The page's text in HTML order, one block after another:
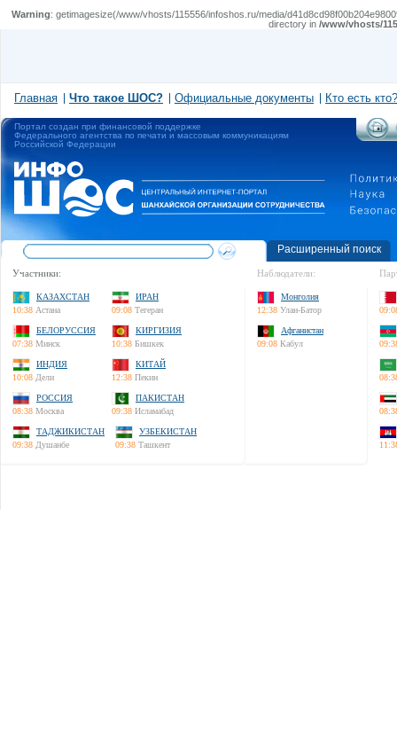
Warning: getimagesize(/www/vhosts/115556/infoshos.ru/media/
directory in /www/vhosts/
Главная Что такое ШОС? Официальные документы Кто есть кто?
Портал создан при финансовой поддержке
Федерального агентства по печати и массовым коммуникациям
Российской Федерации
Расширенный поиск
Участники:
КАЗАХСТАН
10:38 Астана
ИРАН
09:08 Тегеран
БЕЛОРУССИЯ
07:38 Минск
КИРГИЗИЯ
10:38 Бишкек
ИНДИЯ
10:08 Дели
КИТАЙ
12:38 Пекин
РОССИЯ
08:38 Москва
ПАКИСТАН
09:38 Исламабад
ТАДЖИКИСТАН
09:38 Душанбе
УЗБЕКИСТАН
09:38 Ташкент
Наблюдатели:
Монголия
12:38 Улан-Батор
Афганистан
09:08 Кабул